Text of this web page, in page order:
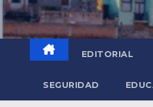
EDITORIAL
SEGURIDAD